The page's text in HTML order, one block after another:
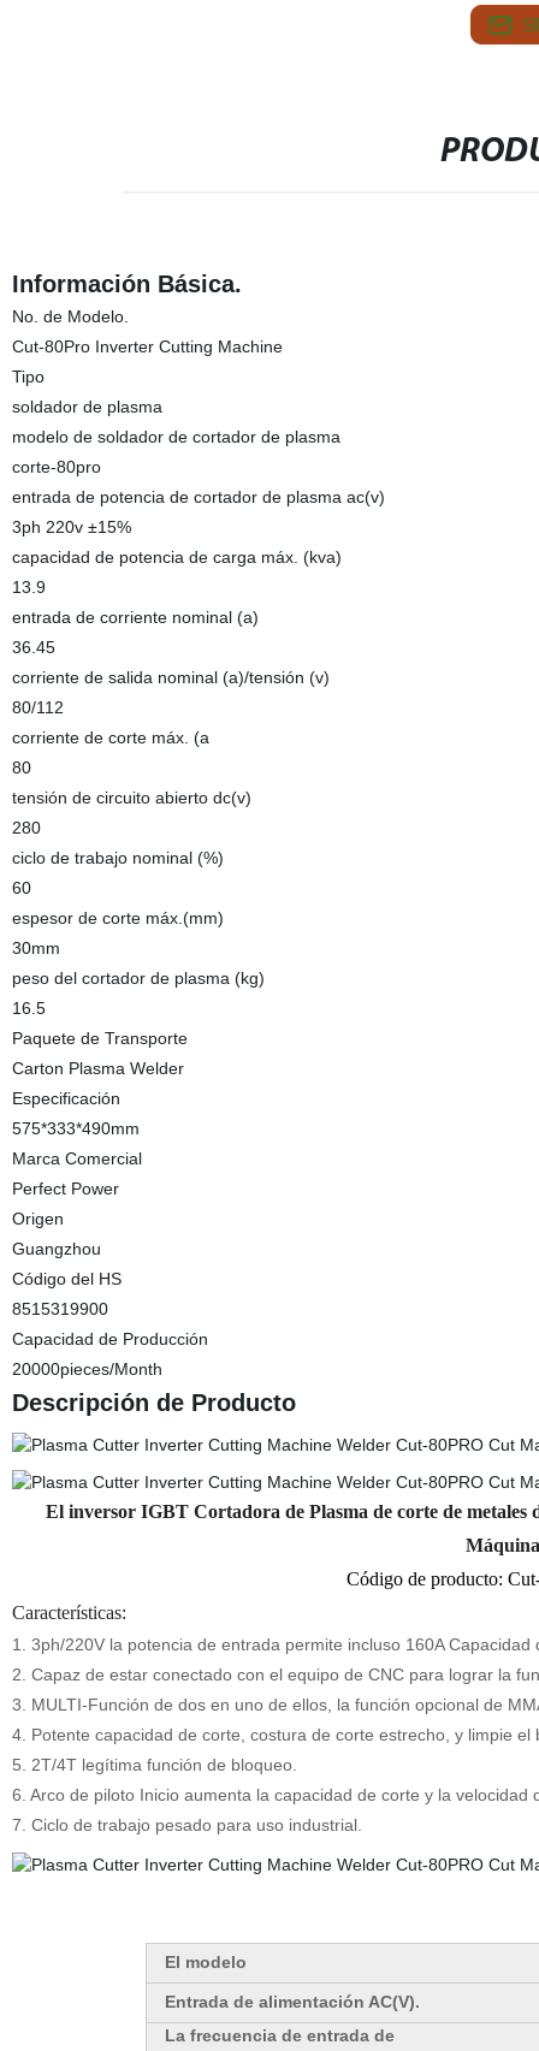
Información Básica.
No. de Modelo.
Cut-80Pro Inverter Cutting Machine
Tipo
soldador de plasma
modelo de soldador de cortador de plasma
corte-80pro
entrada de potencia de cortador de plasma ac(v)
3ph 220v ±15%
capacidad de potencia de carga máx. (kva)
13.9
entrada de corriente nominal (a)
36.45
corriente de salida nominal (a)/tensión (v)
80/112
corriente de corte máx. (a
80
tensión de circuito abierto dc(v)
280
ciclo de trabajo nominal (%)
60
espesor de corte máx.(mm)
30mm
peso del cortador de plasma (kg)
16.5
Paquete de Transporte
Carton Plasma Welder
Especificación
575*333*490mm
Marca Comercial
Perfect Power
Origen
Guangzhou
Código del HS
8515319900
Capacidad de Producción
20000pieces/Month
Descripción de Producto
El inversor IGBT Cortadora de Plasma de corte de
Código de producto:
Características:
1. 3ph/220V la potencia de entrada permite incluso 160A Capacidad
2. Capaz de estar conectado con el equipo de CNC para lograr la
3. MULTI-Función de dos en uno de ellos, la función opcional de
4. Potente capacidad de corte, costura de corte estrecho, y limpie el
5. 2T/4T legítima función de bloqueo.
6. Arco de piloto Inicio aumenta la capacidad de corte y la
7. Ciclo de trabajo pesado para uso industrial.
El modelo
Entrada de alimentación AC(V).
La frecuencia de entrada de